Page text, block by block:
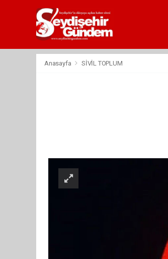
Anasayfa SİVİL TOPLUM